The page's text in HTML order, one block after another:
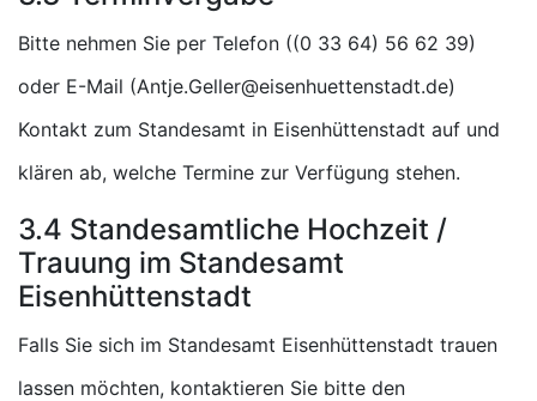
Bitte nehmen Sie per Telefon (
)
oder E-Mail (
)
Kontakt zum Standesamt in Eisenhüttenstadt auf und
klären ab, welche Termine zur Verfügung stehen.
3.4 Standesamtliche Hochzeit /
Trauung im Standesamt
Eisenhüttenstadt
Falls Sie sich im Standesamt Eisenhüttenstadt trauen
lassen möchten, kontaktieren Sie bitte den